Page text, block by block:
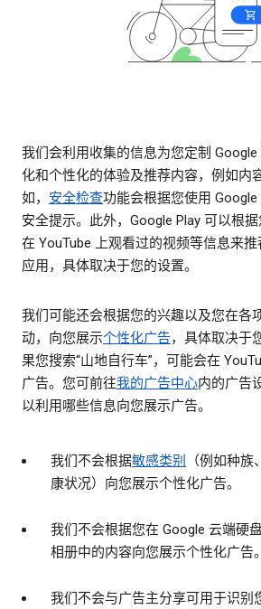
我们会利用收集的信息为您定制
化和个性化的体验及推荐内容，例如内
如， 安全检查功能会根据您使用
安全提示。此外，Google Play 可以根
在 YouTube 上观看过的视频等信息来
应用，具体取决于您的设置。
我们可能还会根据您的兴趣以及您在各
动，向您展示个性化广告，具体取决于
果您搜索“山地自行车”，可能会在
广告。您可前往我的广告中心内的广告
以利用哪些信息向您展示广告。
我们不会根据敏感类别
（例如种
康状况）向您展示个性化广告。
我们不会根据您在 Google 云端硬
相册中的内容向您展示个性化广告。
我们不会与广告主分享可用于识别